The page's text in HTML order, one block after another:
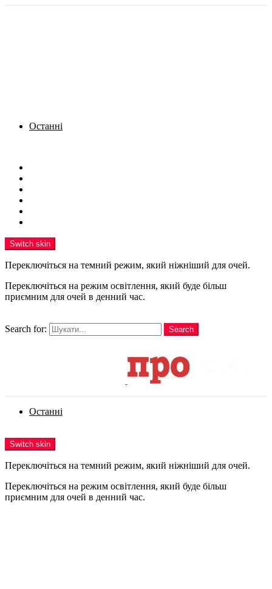
Останні
Switch skin
Переключіться на темний режим, який ніжніший для очей.
Переключіться на режим освітлення, який буде більш
приємним для очей в денний час.
Search for:
Search
Останні
Switch skin
Переключіться на темний режим, який ніжніший для очей.
Переключіться на режим освітлення, який буде більш
приємним для очей в денний час.